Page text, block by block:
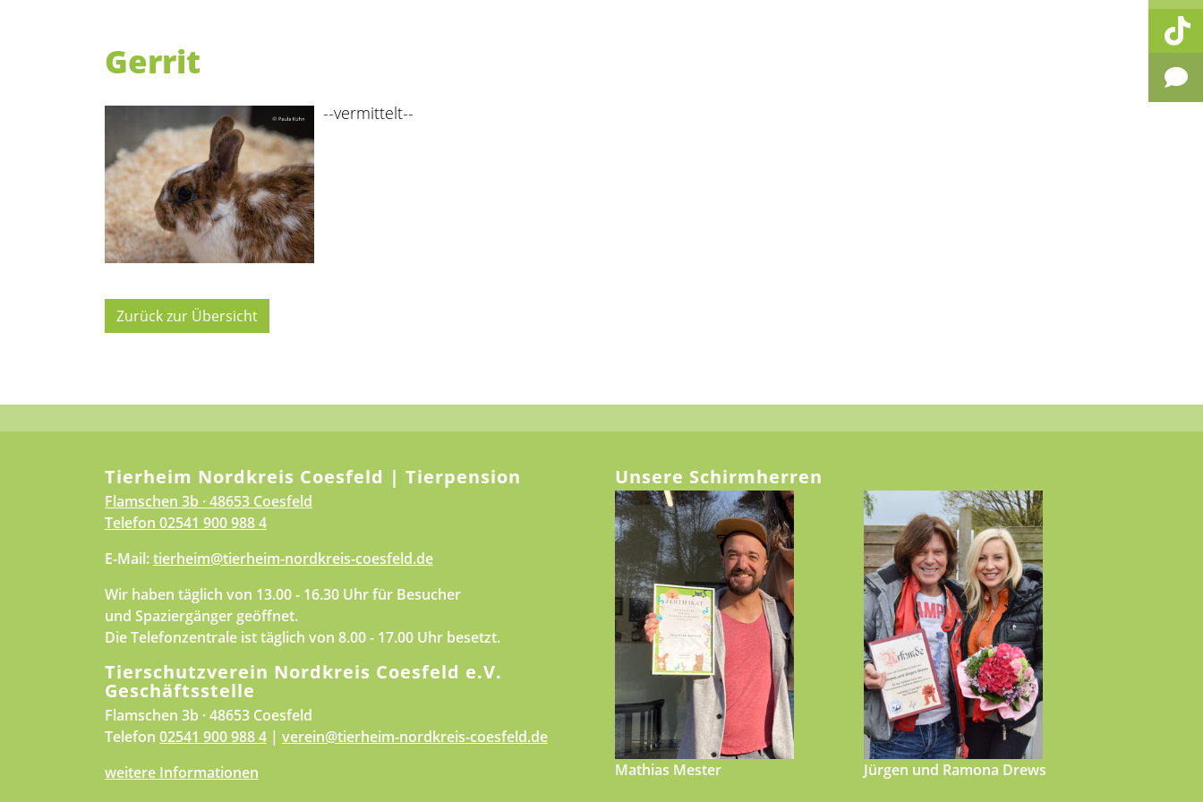
Gerrit
--vermittelt--
Zurück zur Übersicht
Tierheim Nordkreis Coesfeld | Tierpension
Flamschen 3b · 48653 Coesfeld
Telefon 02541 900 988 4
E-Mail:tierheim@tierheim-nordkreis-coesfeld.de
Wir haben täglich von 13.00 - 16.30 Uhr für Besucher
und Spaziergänger geöffnet.
Die Telefonzentrale ist täglich von 8.00 - 17.00 Uhr besetzt.
Tierschutzverein Nordkreis Coesfeld e.V.
Geschäftsstelle
Flamschen 3b · 48653 Coesfeld
Telefon 02541 900 988 4 | verein@tierheim-nordkreis-coesfeld.de
weitere Informationen
Unsere Schirmherren
Mathias Mester Jürgen und Ramona Drews